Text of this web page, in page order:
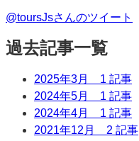
@toursJsさんのツイート
過去記事一覧
2025年3月 1 記事
2024年5月 1 記事
2024年4月 1 記事
2021年12月 2 記事